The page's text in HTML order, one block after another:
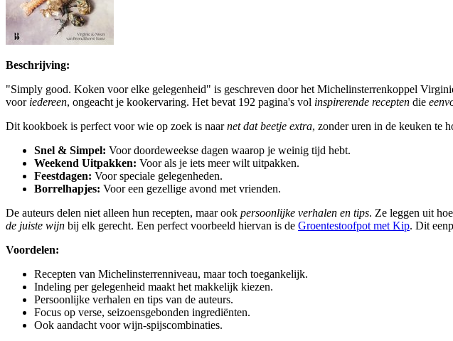
Beschrijving:
"Simply good. Koken voor elke gelegenheid" is geschreven door het Michelinsterrenkoppel
voor iedereen, ongeacht je kookervaring. Het bevat 192 pagina's vol inspirerende recepten die
Dit kookboek is perfect voor wie op zoek is naarnet dat beetje extra, zonder uren in de keuken te
Snel & Simpel: Voor doordeweekse dagen waarop je weinig tijd hebt.
Weekend Uitpakken: Voor als je iets meer wilt uitpakken.
Feestdagen: Voor speciale gelegenheden.
Borrelhapjes: Voor een gezellige avond met vrienden.
De auteurs delen niet alleen hun recepten, maar ook persoonlijke verhalen en tips. Ze leggen uit
de juiste wijn bij elk gerecht. Een perfect voorbeeld hiervan is de Groentestoofpot met Kip. Dit
Voordelen:
Recepten van Michelinsterrenniveau, maar toch toegankelijk.
Indeling per gelegenheid maakt het makkelijk kiezen.
Persoonlijke verhalen en tips van de auteurs.
Focus op verse, seizoensgebonden ingrediënten.
Ook aandacht voor wijn-spijscombinaties.